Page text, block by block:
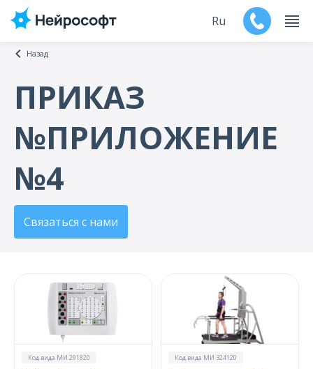
Продукты
Поддержка
Карьера
Ru
Назад
ПРИКАЗ
№ПРИЛОЖЕНИЕ
№4
Связаться с нами
Код вида МИ 291820 Код вида МИ 324120